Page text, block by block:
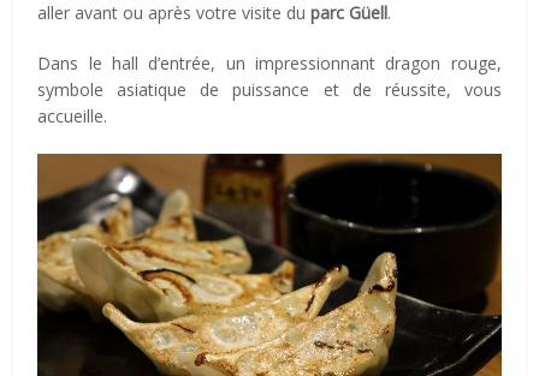
aller avant ou après votre visite duparc Güell.
Dans le hall d’entrée, un impressionnant dragon rouge,
symbole asiatique de puissance et de réussite, vous
accueille.